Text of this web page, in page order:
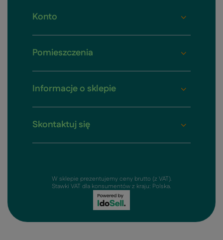
Konto
Pomieszczenia
Informacje o sklepie
Skontaktuj się
W sklepie prezentujemy ceny brutto (z VAT).
Stawki VAT dla konsumentów z kraju: Polska.